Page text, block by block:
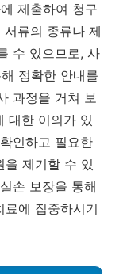
제출하여 청구
류의 종류나 제
수 있으므로, 사
정확한 안내를
과정을 거쳐 보
대한 이의가 있
인하고 필요한
을 제기할 수 있
손 보장을 통해
에 집중하시기